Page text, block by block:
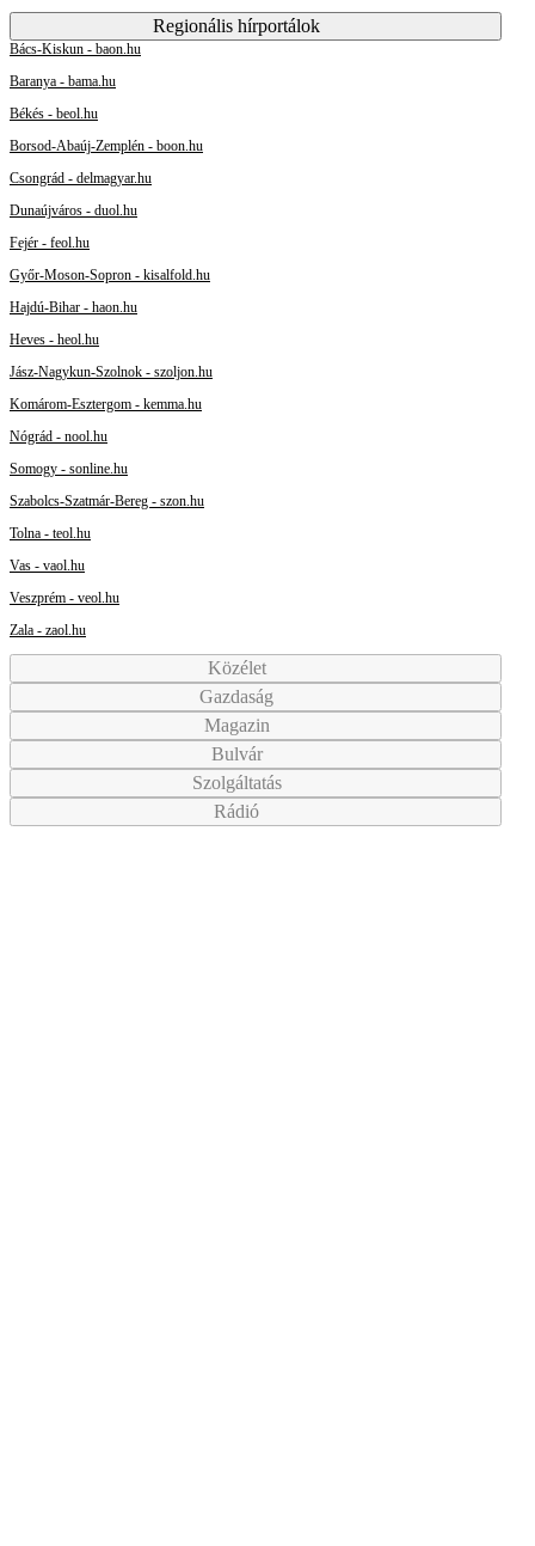
Regionális hírportálok
Bács-Kiskun - baon.hu
Baranya - bama.hu
Békés - beol.hu
Borsod-Abaúj-Zemplén - boon.hu
Csongrád - delmagyar.hu
Dunaújváros - duol.hu
Fejér - feol.hu
Győr-Moson-Sopron - kisalfold.hu
Hajdú-Bihar - haon.hu
Heves - heol.hu
Jász-Nagykun-Szolnok - szoljon.hu
Komárom-Esztergom - kemma.hu
Nógrád - nool.hu
Somogy - sonline.hu
Szabolcs-Szatmár-Bereg - szon.hu
Tolna - teol.hu
Vas - vaol.hu
Veszprém - veol.hu
Zala - zaol.hu
Közélet
Gazdaság
Magazin
Bulvár
Szolgáltatás
Rádió